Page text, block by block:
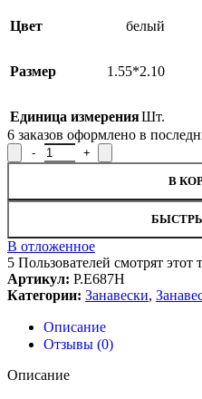
Цвет белый
Размер 1.55*2.10
Единица измеренияШт.
6 заказов оформлено в
Количество товара Занавеска
В
В отложенное
5 Пользователей смотрят этот
Артикул: Р.Е687Н
Категории: Занавески,
Описание
Отзывы (0)
Описание